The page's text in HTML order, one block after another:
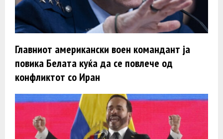
Главниот американски воен командант ја
повика Белата куќа да се повлече од
конфликтот со Иран